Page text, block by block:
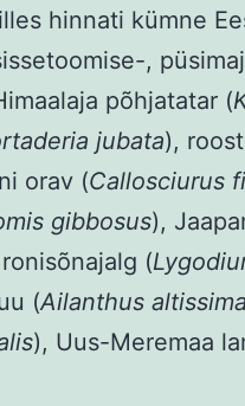
hinnati kümne
,
põhjatatar (
jubata),
orav (Callosciurus
gibbosus),
(
(Ailanthus altissima
), Uus-Meremaa